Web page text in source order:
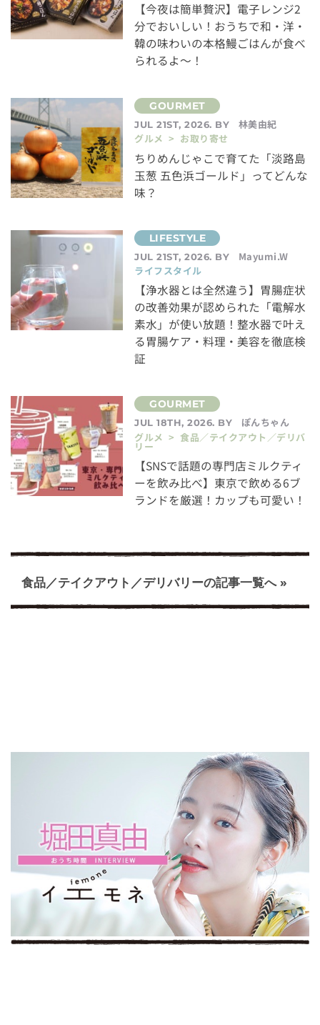
【今夜は簡単贅沢】電子レンジ2
分でおいしい！おうちで和・洋・
韓の味わいの本格鰻ごはんが食べ
られるよ～！
JUL 21ST, 2026. BY
林美由紀
グルメ > お取り寄せ
ちりめんじゃこで育てた「淡路島
玉葱 五色浜ゴールド」ってどんな
味？
JUL 21ST, 2026. BY
Mayumi.W
ライフスタイル
【浄水器とは全然違う】胃腸症状
の改善効果が認められた「電解水
素水」が使い放題！整水器で叶え
る胃腸ケア・料理・美容を徹底検
証
JUL 18TH, 2026. BY
ぽんちゃん
グルメ > 食品／テイクアウト／デリバ
リー
【SNSで話題の専門店ミルクティ
ーを飲み比べ】東京で飲める6ブ
ランドを厳選！カップも可愛い！
食品／テイクアウト／デリバリーの記事一覧へ »